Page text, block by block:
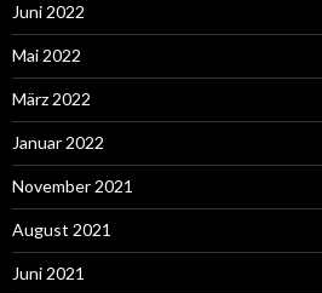
Juni 2022
Mai 2022
März 2022
Januar 2022
November 2021
August 2021
Juni 2021